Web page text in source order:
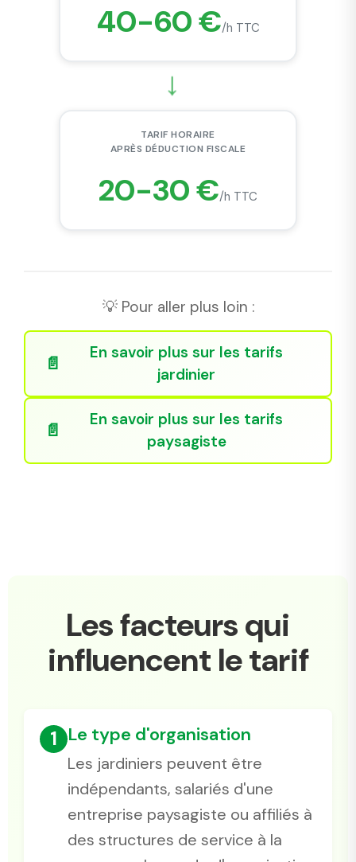
40-60 €/h TTC
→
TARIF HORAIRE
APRÈS DÉDUCTION FISCALE
20-30 €/h TTC
💡 Pour aller plus loin :
En savoir plus sur les tarifs
jardinier
En savoir plus sur les tarifs
paysagiste
Les facteurs qui
influencent le tarif
1 Le type d'organisation
Les jardiniers peuvent être
indépendants, salariés d'une
entreprise paysagiste ou affiliés à
des structures de service à la